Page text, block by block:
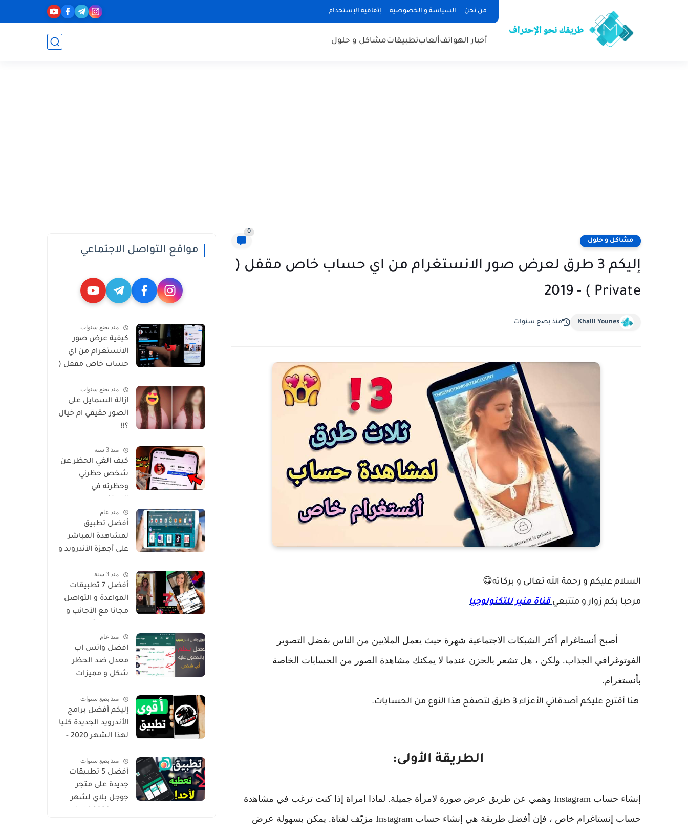
من نحن السياسة و الخصوصية إتفاقية الإستخدام
أخبار الهواتفألعابتطبيقاتمشاكل و حلول
مشاكل و حلول
0
إليكم 3 طرق لعرض صور الانستغرام من اي حساب خاص مقفل (
Private ) - 2019
Khalil Younes منذ بضع سنوات
السلام عليكم و رحمة الله تعالى و بركاته😋
مرحبا بكم زوار و متتبعي قناة منير للتكنولوجيا
أصبح أنستاغرام أكثر الشبكات الاجتماعية شهرة حيث يعمل الملايين من الناس بفضل التصوير
الفوتوغرافي الجذاب. ولكن ، هل تشعر بالحزن عندما لا يمكنك مشاهدة الصور من الحسابات الخاصة
بأنستغرام.
هنا أقترح عليكم أصدقائي الأعزاء 3 طرق لتصفح هذا النوع من الحسابات.
الطريقة الأولى:
إنشاء حساب
Instagram وهمي عن طريق عرض صورة لامرأة جميلة. لماذا امراة إذا كنت ترغب في مشاهدة
حساب إنستاغرام خاص ، فإن أفضل طريقة هي إنشاء حساب Instagram مزيّف لفتاة. يمكن بسهولة عرض
مواقع التواصل الاجتماعي
منذ بضع سنوات
كيفية عرض صور
الانستغرام من اي
حساب خاص مقفل (
منذ بضع سنوات
ازالة السمايل على
الصور حقيقي ام خيال
؟!!
منذ 3 سنة
كيف الغي الحظر عن
شخص حظرني
وحظرته في
منذ عام
أفضل تطبيق
لمشاهدة المباشر
على أجهزة الأندرويد و
منذ 3 سنة
أفضل 7 تطبيقات
المواعدة و التواصل
مجانا مع الأجانب و
العالم
منذ عام
افضل واتس اب
معدل ضد الحظر
شكل و مميزات
Goldمنذ بضع سنوات
إليكم أفضل برامج
الأندرويد الجديدة كليا
لهذا الشهر 2020 -
حصري من أروع ما
شرحت
منذ بضع سنوات
أفضل 5 تطبيقات
جديدة على متجر
جوجل بلاي لشهر